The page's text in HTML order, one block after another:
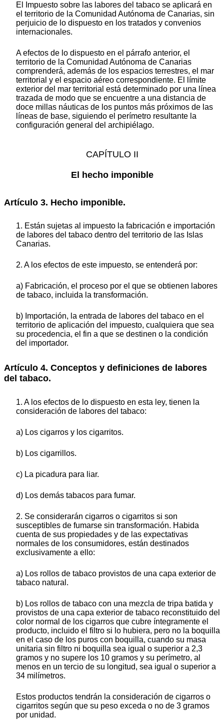
El Impuesto sobre las labores del tabaco se aplicará en
el territorio de la Comunidad Autónoma de Canarias, sin
perjuicio de lo dispuesto en los tratados y convenios
internacionales.
A efectos de lo dispuesto en el párrafo anterior, el
territorio de la Comunidad Autónoma de Canarias
comprenderá, además de los espacios terrestres, el mar
territorial y el espacio aéreo correspondiente. El límite
exterior del mar territorial está determinado por una línea
trazada de modo que se encuentre a una distancia de
doce millas náuticas de los puntos más próximos de las
líneas de base, siguiendo el perímetro resultante la
configuración general del archipiélago.
CAPÍTULO II
El hecho imponible
Artículo 3. Hecho imponible.
1. Están sujetas al impuesto la fabricación e importación
de labores del tabaco dentro del territorio de las Islas
Canarias.
2. A los efectos de este impuesto, se entenderá por:
a) Fabricación, el proceso por el que se obtienen labores
de tabaco, incluida la transformación.
b) Importación, la entrada de labores del tabaco en el
territorio de aplicación del impuesto, cualquiera que sea
su procedencia, el fin a que se destinen o la condición
del importador.
Artículo 4. Conceptos y definiciones de labores
del tabaco.
1. A los efectos de lo dispuesto en esta ley, tienen la
consideración de labores del tabaco:
a) Los cigarros y los cigarritos.
b) Los cigarrillos.
c) La picadura para liar.
d) Los demás tabacos para fumar.
2. Se considerarán cigarros o cigarritos si son
susceptibles de fumarse sin transformación. Habida
cuenta de sus propiedades y de las expectativas
normales de los consumidores, están destinados
exclusivamente a ello:
a) Los rollos de tabaco provistos de una capa exterior de
tabaco natural.
b) Los rollos de tabaco con una mezcla de tripa batida y
provistos de una capa exterior de tabaco reconstituido del
color normal de los cigarros que cubre íntegramente el
producto, incluido el filtro si lo hubiera, pero no la boquilla
en el caso de los puros con boquilla, cuando su masa
unitaria sin filtro ni boquilla sea igual o superior a 2,3
gramos y no supere los 10 gramos y su perímetro, al
menos en un tercio de su longitud, sea igual o superior a
34 milímetros.
Estos productos tendrán la consideración de cigarros o
cigarritos según que su peso exceda o no de 3 gramos
por unidad.